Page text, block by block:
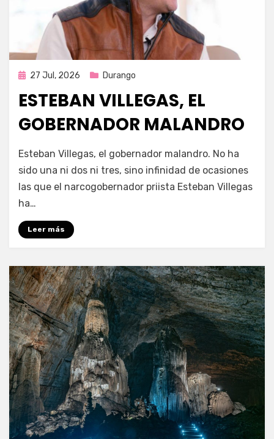
Publicada
27 Jul, 2026 Durango
ESTEBAN VILLEGAS, EL
GOBERNADOR MALANDRO
por Fernando Miranda Servín
Esteban Villegas, el gobernador malandro. No ha
sido una ni dos ni tres, sino infinidad de ocasiones
las que el narcogobernador priista Esteban Villegas
ha…
Leer más